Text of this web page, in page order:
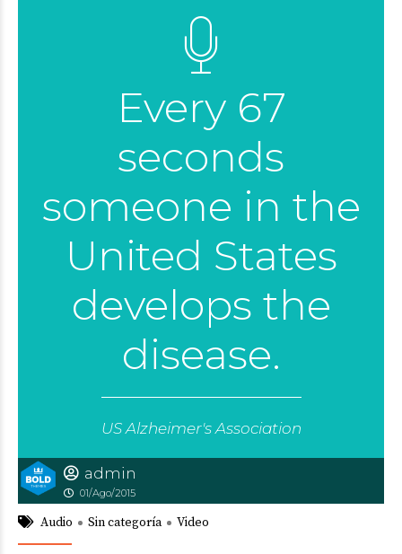
Every 67
seconds
someone in the
United States
develops the
disease.
US Alzheimer's Association
admin
01/Ago/2015
Audio Sin categoría Video